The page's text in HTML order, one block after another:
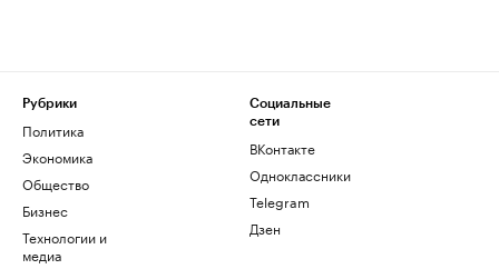
Рубрики
Политика
Экономика
Общество
Бизнес
Технологии и
медиа
Социальные
сети
ВКонтакте
Одноклассники
Telegram
Дзен